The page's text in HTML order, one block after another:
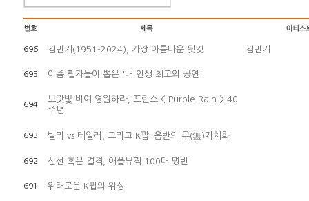
696 김민기(1951-2024), 가장 아름다운 뒷것 김민기
695 이즘 필자들이 뽑은 '내 인생 최고의 공연'
694
보랏빛 비여 영원하라, 프린스 < Purple Rain > 40
주년
693 빌리 vs 테일러, 그리고 K팝: 음반의 무(無)가치화
692 신선 혹은 결격, 애플뮤직 100대 명반
691 위태로운 K팝의 위상